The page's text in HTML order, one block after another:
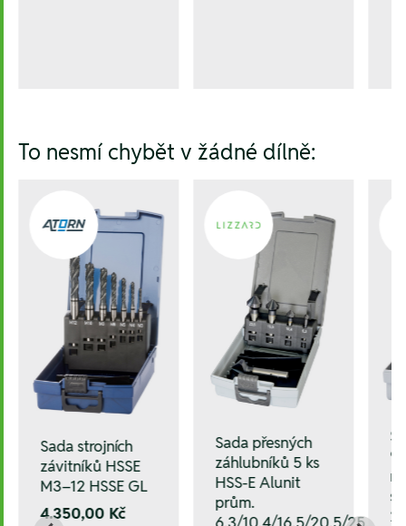
To nesmí chybět v žádné dílně:
Sada strojních
závitníků HSSE
M3–12 HSSE GL
4.350,00 Kč
Sada přesných
záhlubníků 5 ks
HSS-E Alunit
prům.